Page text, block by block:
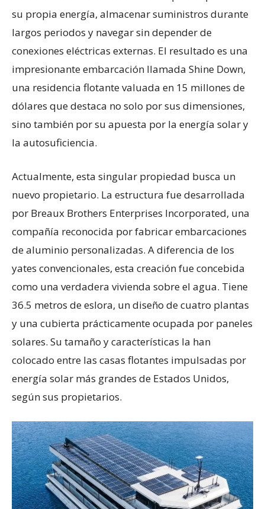
su propia energía, almacenar suministros durante
largos periodos y navegar sin depender de
conexiones eléctricas externas. El resultado es una
impresionante embarcación llamada Shine Down,
una residencia flotante valuada en 15 millones de
dólares que destaca no solo por sus dimensiones,
sino también por su apuesta por la energía solar y
la autosuficiencia.
Actualmente, esta singular propiedad busca un
nuevo propietario. La estructura fue desarrollada
por Breaux Brothers Enterprises Incorporated, una
compañía reconocida por fabricar embarcaciones
de aluminio personalizadas. A diferencia de los
yates convencionales, esta creación fue concebida
como una verdadera vivienda sobre el agua. Tiene
36.5 metros de eslora, un diseño de cuatro plantas
y una cubierta prácticamente ocupada por paneles
solares. Su tamaño y características la han
colocado entre las casas flotantes impulsadas por
energía solar más grandes de Estados Unidos,
según sus propietarios.